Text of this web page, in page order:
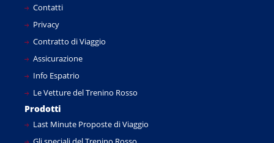
Contatti
Privacy
Contratto di Viaggio
Assicurazione
Info Espatrio
Le Vetture del Trenino Rosso
Prodotti
Last Minute Proposte di Viaggio